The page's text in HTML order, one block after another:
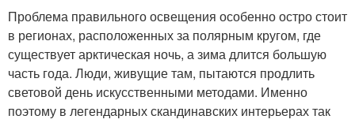
Проблема правильного освещения особенно остро стоит
в регионах, расположенных за полярным кругом, где
существует арктическая ночь, а зима длится большую
часть года. Люди, живущие там, пытаются продлить
световой день искусственными методами. Именно
поэтому в легендарных скандинавских интерьерах так